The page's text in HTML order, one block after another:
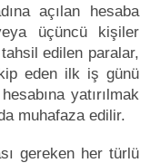
açılan hesaba
üçüncü kişiler
edilen paralar,
eden ilk iş günü
yatırılmak
muhafaza edilir.
gereken her türlü